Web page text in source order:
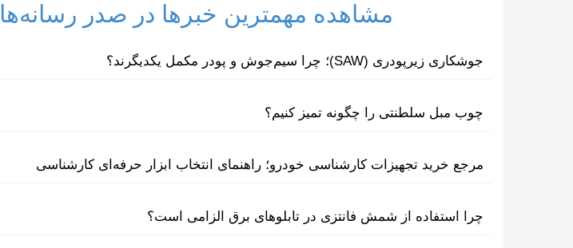
مشاهده مهمترین خبرها در صدر رسانه‌ها
جوشکاری زیرپودری (SAW)؛ چرا سیم‌جوش و پودر مکمل یکدیگرند؟
چوب مبل سلطنتی را چگونه تمیز کنیم؟
مرجع خرید تجهیزات کارشناسی خودرو؛ راهنمای انتخاب ابزار حرفه‌ای کارشناسی
چرا استفاده از شمش فانتزی در تابلوهای برق الزامی است؟